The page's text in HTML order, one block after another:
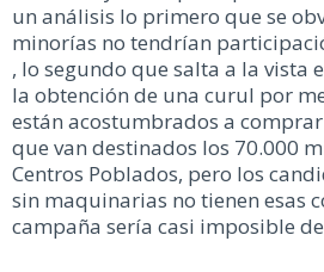
un análisis lo primero que se
minorías no tendrían
, lo segundo que salta a la vista
la obtención de una curul por
están acostumbrados a
que van destinados los 70.000
Centros Poblados, pero los
sin maquinarias no tienen esas
campaña sería casi imposible